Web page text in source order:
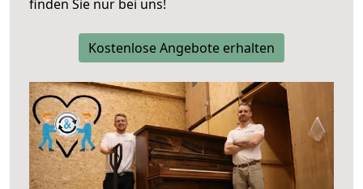
finden Sie nur bei uns!
Kostenlose Angebote erhalten